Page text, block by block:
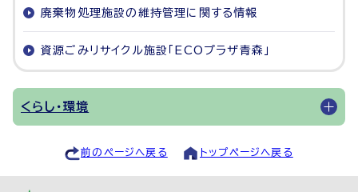
廃棄物処理施設の維持管理に関する情報
資源ごみリサイクル施設「ECOプラザ青森」
くらし・環境
前のページへ戻る トップページへ戻る